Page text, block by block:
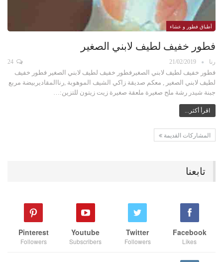
أطباق فطور و عشاء
فطور خفيف لطيف لابني الصغير
رنا 21/02/2019
فطور خفيف لطيف لابني الصغيرفطور خفيف لطيف لابني الصغير فطور خفيف
لطيف لابني الصغير , معكم صديقة زاكي الشيف الموهوبة ,رناالمقاديربيضة مربع
جبنة شيدر رشة ملح صغيرة ملعقة صغيرة زيت زيتون للتزين:…
اقرأ أكثر...
المشاركات القديمة
تابعنا
Facebook
Likes
Twitter
Followers
Youtube
Subscribers
Pinterest
Followers